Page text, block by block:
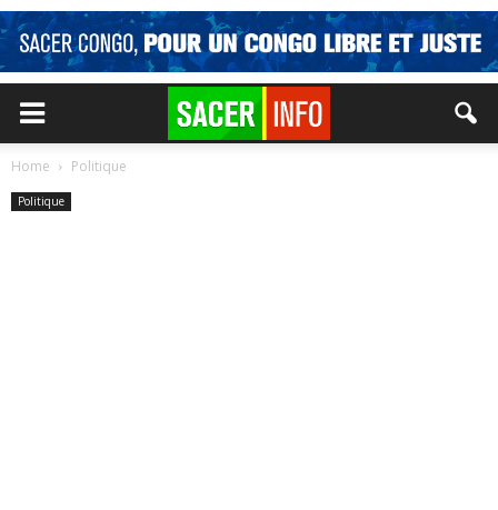
Home Politique
Politique